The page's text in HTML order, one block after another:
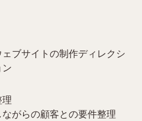
ブサイトの制作ディレクシ
がらの顧客との要件整理